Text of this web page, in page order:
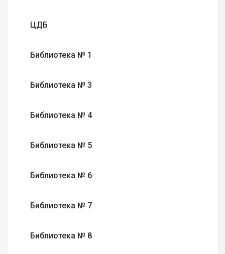
ЦДБ
Библиотека № 1
Библиотека № 3
Библиотека № 4
Библиотека № 5
Библиотека № 6
Библиотека № 7
Библиотека № 8